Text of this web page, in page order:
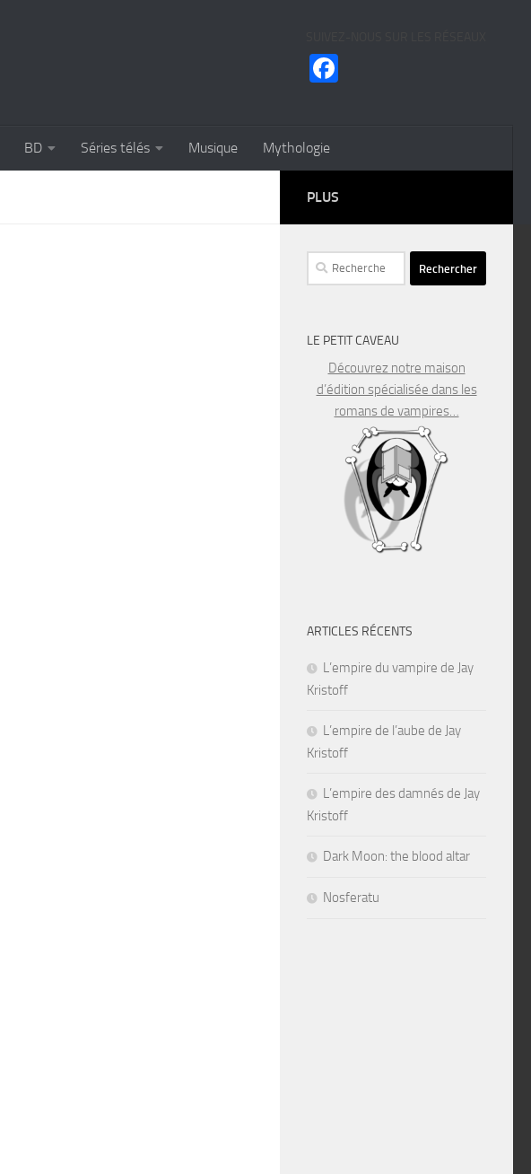
BD Séries télés Musique Mythologie
PLUS
Rechercher :
LE PETIT CAVEAU
Découvrez notre maison
d’édition spécialisée dans les
romans de vampires…
ARTICLES RÉCENTS
L’empire du vampire de Jay
Kristoff
L’empire de l’aube de Jay
Kristoff
L’empire des damnés de Jay
Kristoff
Dark Moon: the blood altar
Nosferatu